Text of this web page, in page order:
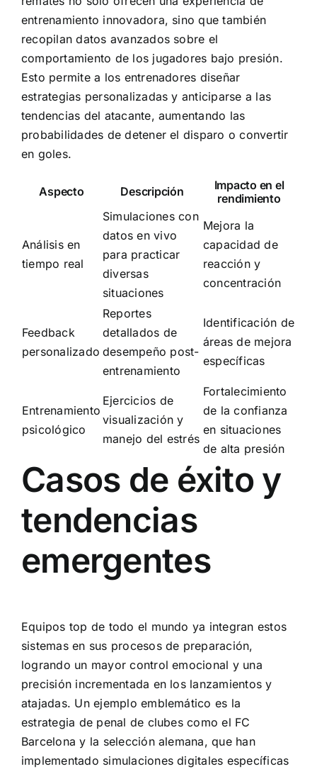
entrenamiento innovadora, sino que también
recopilan datos avanzados sobre el
comportamiento de los jugadores bajo presión.
Esto permite a los entrenadores diseñar
estrategias personalizadas y anticiparse a las
tendencias del atacante, aumentando las
probabilidades de detener el disparo o convertir
en goles.
Aspecto Descripción
Impacto en el
rendimiento
Análisis en
tiempo real
Simulaciones con
datos en vivo
para practicar
diversas
situaciones
Mejora la
capacidad de
reacción y
concentración
Feedback
personalizado
Reportes
detallados de
desempeño post-
entrenamiento
Identificación de
áreas de mejora
específicas
Entrenamiento
psicológico
Ejercicios de
visualización y
manejo del estrés
Fortalecimiento
de la confianza
en situaciones
de alta presión
Casos de éxito y
tendencias
emergentes
Equipos top de todo el mundo ya integran estos
sistemas en sus procesos de preparación,
logrando un mayor control emocional y una
precisión incrementada en los lanzamientos y
atajadas. Un ejemplo emblemático es la
estrategia de penal de clubes como el FC
Barcelona y la selección alemana, que han
implementado simulaciones digitales específicas